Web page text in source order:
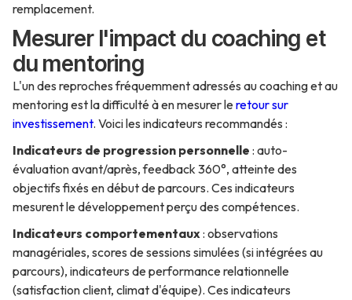
remplacement.
Mesurer l'impact du coaching et
du mentoring
L'un des reproches fréquemment adressés au coaching et au
mentoring est la difficulté à en mesurer leretour sur
investissement. Voici les indicateurs recommandés :
Indicateurs de progression personnelle : auto-
évaluation avant/après, feedback 360°, atteinte des
objectifs fixés en début de parcours. Ces indicateurs
mesurent le développement perçu des compétences.
Indicateurs comportementaux: observations
managériales, scores de sessions simulées (si intégrées au
parcours), indicateurs de performance relationnelle
(satisfaction client, climat d'équipe). Ces indicateurs